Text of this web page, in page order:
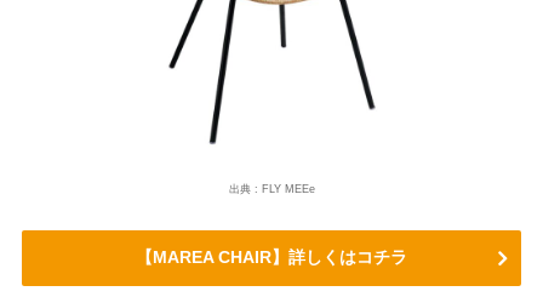
出典 : FLY MEEe
【MAREA CHAIR】詳しくはコチラ